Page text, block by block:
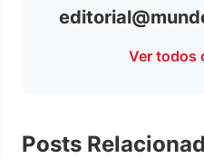
Ver todos
Posts